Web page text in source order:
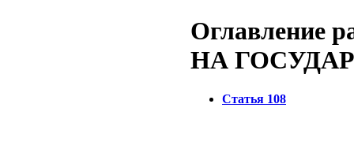
Оглавление
НА
Статья 108